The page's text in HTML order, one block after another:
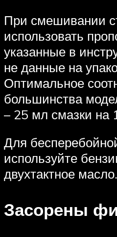
При смешивании
использовать
указанные в
не данные на
Оптимальное
большинства
– 25 мл смазки на
Для
используйте
двухтактное масло.
Засорены